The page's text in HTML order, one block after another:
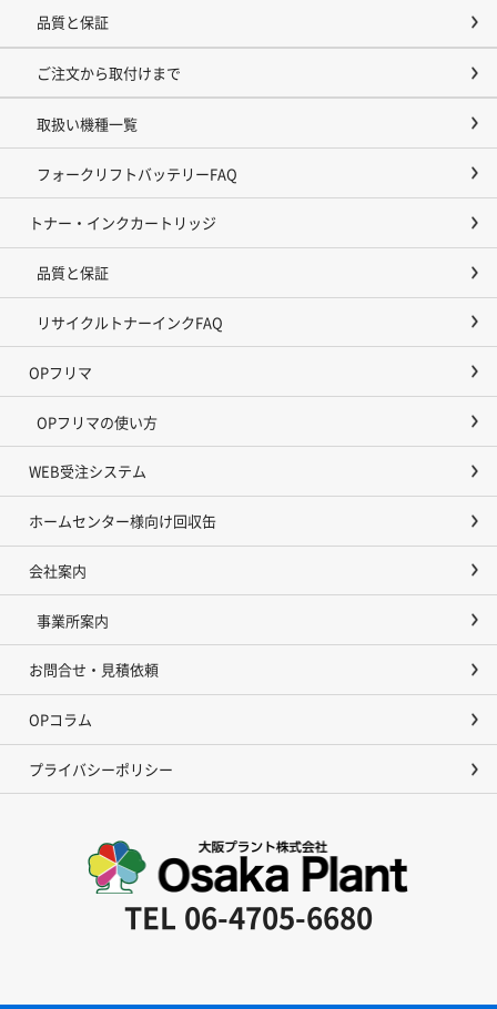
品質と保証
ご注文から取付けまで
取扱い機種一覧
フォークリフトバッテリーFAQ
トナー・インクカートリッジ
品質と保証
リサイクルトナーインクFAQ
OPフリマ
OPフリマの使い方
WEB受注システム
ホームセンター様向け回収缶
会社案内
事業所案内
お問合せ・見積依頼
OPコラム
プライバシーポリシー
TEL 06-4705-6680